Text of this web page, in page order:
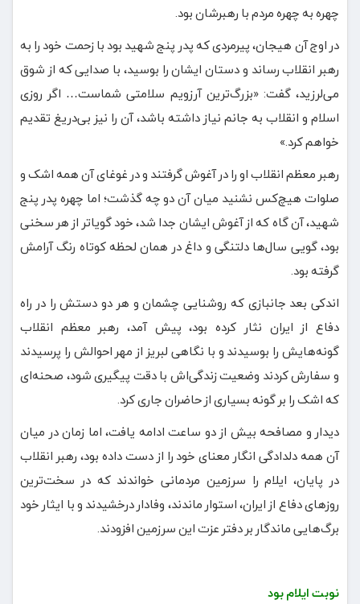
چهره به چهره مردم با رهبرشان بود.
در اوج آن هیجان، پیرمردی که پدر پنج شهید بود با زحمت خود را به
رهبر انقلاب رساند و دستان ایشان را بوسید، با صدایی که از شوق
می‌لرزید، گفت: «بزرگ‌ترین آرزویم سلامتی شماست… اگر روزی
اسلام و انقلاب به جانم نیاز داشته باشد، آن را نیز بی‌دریغ تقدیم
خواهم کرد.»
رهبر معظم انقلاب او را در آغوش گرفتند و در غوغای آن همه اشک و
صلوات هیچ‌کس نشنید میان آن دو چه گذشت؛ اما چهره پدر پنج
شهید، آن‌ گاه که از آغوش ایشان جدا شد، خود گویاتر از هر سخنی
بود، گویی سال‌ها دلتنگی و داغ در همان لحظه کوتاه رنگ آرامش
گرفته بود.
اندکی بعد جانبازی که روشنایی چشمان و هر دو دستش را در راه
دفاع از ایران نثار کرده بود، پیش آمد، رهبر معظم انقلاب
گونه‌هایش را بوسیدند و با نگاهی لبریز از مهر احوالش را پرسیدند
و سفارش کردند وضعیت زندگی‌اش با دقت پیگیری شود، صحنه‌ای
که اشک را بر گونه بسیاری از حاضران جاری کرد.
دیدار و مصافحه بیش از دو ساعت ادامه یافت، اما زمان در میان
آن همه دلدادگی انگار معنای خود را از دست داده بود، رهبر انقلاب
در پایان، ایلام را سرزمین مردمانی خواندند که در سخت‌ترین
روزهای دفاع از ایران، استوار ماندند، وفادار درخشیدند و با ایثار خود
برگ‌هایی ماندگار بر دفتر عزت این سرزمین افزودند.
نوبت ایلام بود